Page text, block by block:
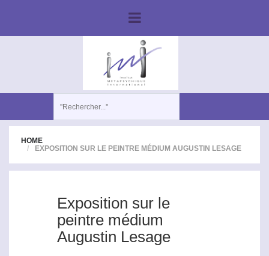
HOME
EXPOSITION SUR LE PEINTRE MÉDIUM AUGUSTIN LESAGE
Exposition sur le
peintre médium
Augustin Lesage